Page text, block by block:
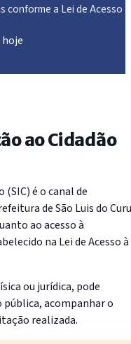
a Lei de Acesso à
hoje
ao Cidadão
(SIC) é o canal de
de São Luis do Curu
ao acesso à
na Lei de Acesso à
ou jurídica, pode
acompanhar o
realizada.